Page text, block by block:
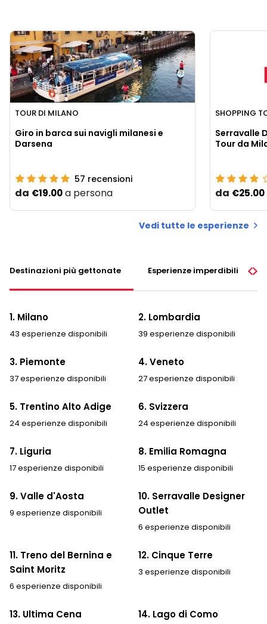
TOUR DI MILANO
Giro in barca sui navigli milanesi e
Darsena
57 recensioni
da €19.00a persona
SHOPPING
Serravalle
Tour da
da €25.00
Vedi tutte le esperienze
Destinazioni più gettonate Esperienze imperdibili
1. Milano
43 esperienze disponibili
2. Lombardia
39 esperienze disponibili
3. Piemonte
37 esperienze disponibili
4. Veneto
27 esperienze disponibili
5. Trentino Alto Adige
24 esperienze disponibili
6. Svizzera
24 esperienze disponibili
7. Liguria
17 esperienze disponibili
8. Emilia Romagna
15 esperienze disponibili
9. Valle d'Aosta
9 esperienze disponibili
10. Serravalle Designer
Outlet
6 esperienze disponibili
11. Treno del Bernina e
Saint Moritz
6 esperienze disponibili
12. Cinque Terre
3 esperienze disponibili
13. Ultima Cena 14. Lago di Como